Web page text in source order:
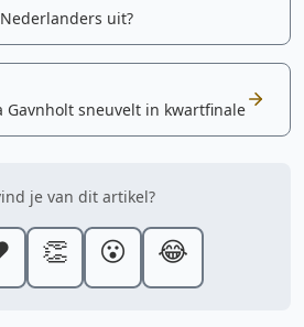
uit?
sneuvelt in kwartfinale
je van dit artikel?
👏 😮 😂